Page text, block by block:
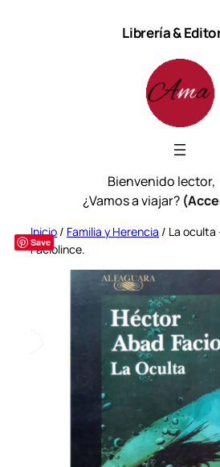
Librería &
Bienvenido lector,
¿Vamos a viajar?
Save
Inicio / Familia y Herencia / La oculta
Faciolince.